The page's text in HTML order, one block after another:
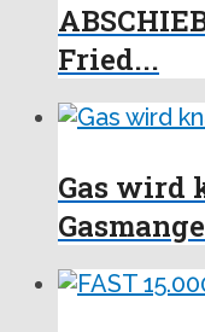
Fried...
Gas wird